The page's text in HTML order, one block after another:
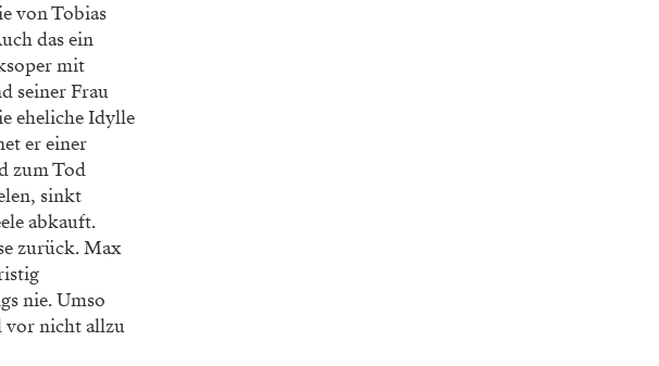
von Tobias
das ein
mit
seiner Frau
eheliche Idylle
er einer
zum Tod
sinkt
abkauft.
zurück. Max
nie. Umso
vor nicht allzu